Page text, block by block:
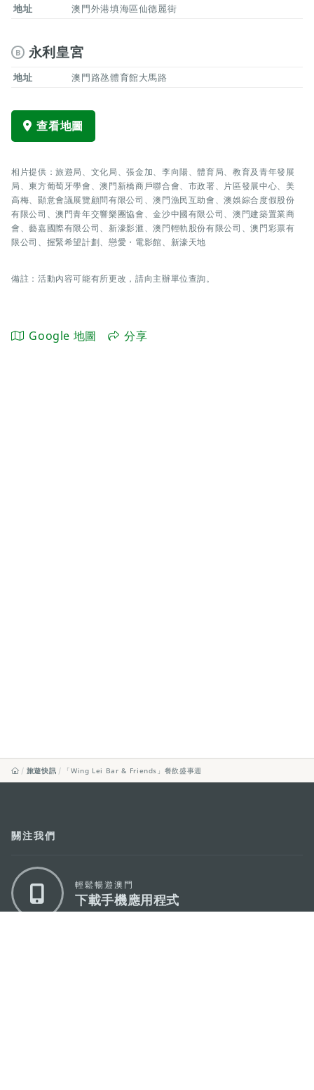
地址 澳門外港填海區仙德麗街
B 永利皇宮
地址 澳門路氹體育館大馬路
查看地圖
相片提供：旅遊局、文化局、張金加、李向陽、體育局、教育及青年發展
局、東方葡萄牙學會、澳門新橋商戶聯合會、市政署、片區發展中心、美
高梅、顯意會議展覽顧問有限公司、澳門漁民互助會、澳娛綜合度假股份
有限公司、澳門青年交響樂團協會、金沙中國有限公司、澳門建築置業商
會、藝嘉國際有限公司、新濠影滙、澳門輕軌股份有限公司、澳門彩票有
限公司、握緊希望計劃、戀愛・電影館、新濠天地
備註：活動內容可能有所更改，請向主辦單位查詢。
Google 地圖 分享
旅遊快訊 「Wing Lei Bar & Friends」餐飲盛事週
關注我們
輕鬆暢遊澳門
下載手機應用程式